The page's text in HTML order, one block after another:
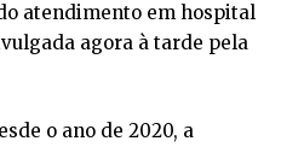
atendimento em hospital
agora à tarde pela
o ano de 2020, a